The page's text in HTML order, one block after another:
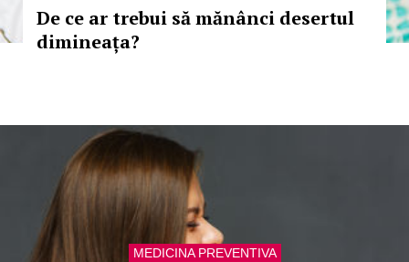
De ce ar trebui să mănânci desertul
dimineața?
MEDICINA PREVENTIVA